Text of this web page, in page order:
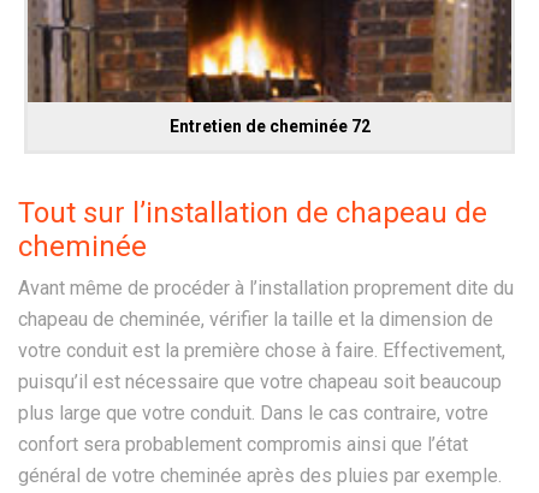
Entretien de cheminée 72
Tout sur l’installation de chapeau de
cheminée
Avant même de procéder à l’installation proprement dite du
chapeau de cheminée, vérifier la taille et la dimension de
votre conduit est la première chose à faire. Effectivement,
puisqu’il est nécessaire que votre chapeau soit beaucoup
plus large que votre conduit. Dans le cas contraire, votre
confort sera probablement compromis ainsi que l’état
général de votre cheminée après des pluies par exemple.